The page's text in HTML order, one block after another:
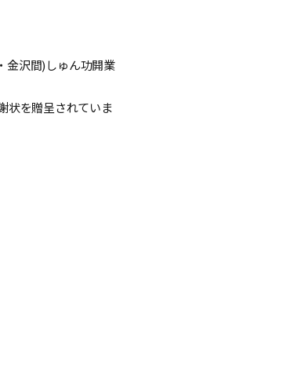
金沢間)しゅん功開業
状を贈呈されていま